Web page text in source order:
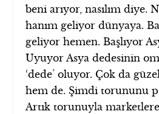
beni arıyor, nasılım diye.
hanım geliyor dünyaya.
geliyor hemen. Başlıyor
Uyuyor Asya dedesinin
‘dede’ oluyor. Çok da
hem de. Şimdi torununu
Artık torunuyla